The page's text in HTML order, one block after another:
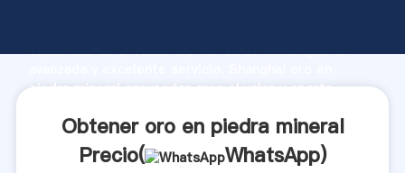
capacidad de producción, fuerza de investigación
piedra mineral proveedor crea el valor y aporta
Obtener oro en piedra mineral
Precio(
WhatsApp)